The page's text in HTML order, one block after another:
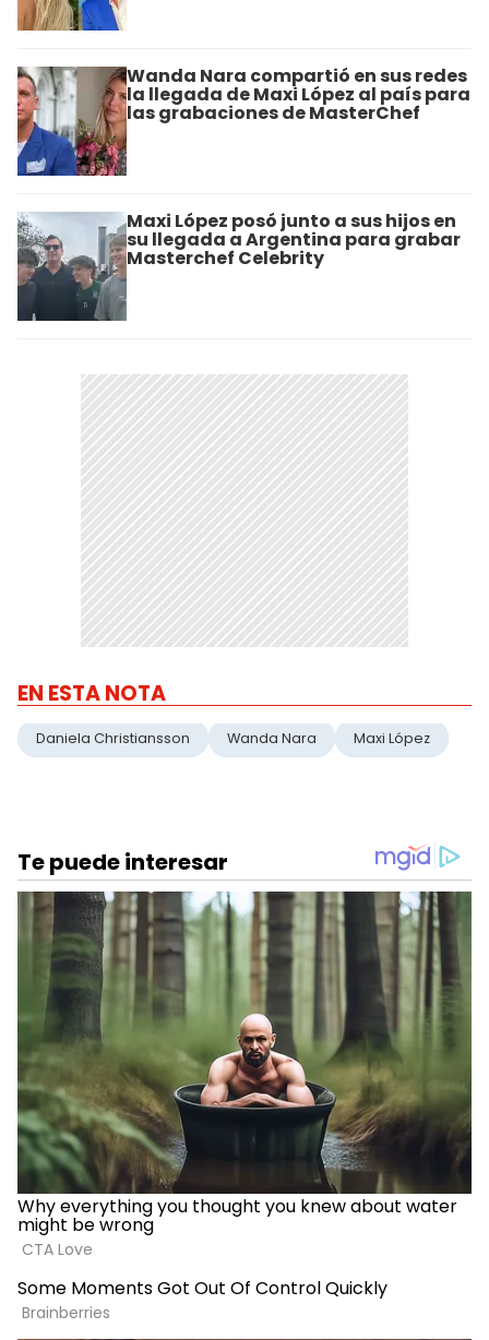
Wanda Nara compartió en sus redes
la llegada de Maxi López al país para
las grabaciones de MasterChef
Maxi López posó junto a sus hijos en
su llegada a Argentina para grabar
Masterchef Celebrity
EN ESTA NOTA
Daniela Christiansson Wanda Nara Maxi López